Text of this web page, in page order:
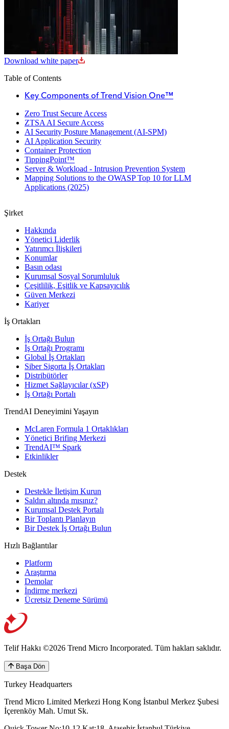
Download white paper
Table of Contents
Key Components of Trend Vision One™
Zero Trust Secure Access
ZTSA AI Secure Access
AI Security Posture Management (AI-SPM)
AI Application Security
Container Protection
TippingPoint™
Server & Workload - Intrusion Prevention System
Mapping Solutions to the OWASP Top 10 for LLM
Applications (2025)
Şirket
Hakkında
Yönetici Liderlik
Yatırımcı İlişkileri
Konumlar
Basın odası
Kurumsal Sosyal Sorumluluk
Çeşitlilik, Eşitlik ve Kapsayıcılık
Güven Merkezi
Kariyer
İş Ortakları
İş Ortağı Bulun
İş Ortağı Programı
Global İş Ortakları
Siber Sigorta İş Ortakları
Distribütörler
Hizmet Sağlayıcılar (xSP)
İş Ortağı Portalı
TrendAI Deneyimini Yaşayın
McLaren Formula 1 Ortaklıkları
Yönetici Brifing Merkezi
TrendAI™ Spark
Etkinlikler
Destek
Destekle İletişim Kurun
Saldırı altında mısınız?
Kurumsal Destek Portalı
Bir Toplantı Planlayın
Bir Destek İş Ortağı Bulun
Hızlı Bağlantılar
Platform
Araştırma
Demolar
İndirme merkezi
Ücretsiz Deneme Sürümü
Telif Hakkı ©2026 Trend Micro Incorporated. Tüm hakları saklıdır.
Başa Dön
Turkey Headquarters
Trend Micro Limited Merkezi Hong Kong İstanbul Merkez Şubesi
İçerenköy Mah. Umut Sk.